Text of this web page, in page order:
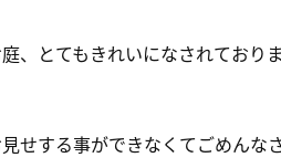
、とてもきれいになされており
せする事ができなくてごめんな